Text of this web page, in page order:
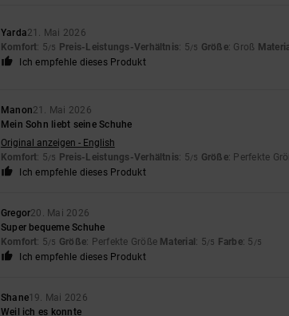
Yarda21. Mai 2026
Komfort: 5/5 Preis-Leistungs-Verhältnis: 5/5 Größe: Groß
Ich empfehle dieses Produkt
Manon21. Mai 2026
Mein Sohn liebt seine Schuhe
Original anzeigen - English
Komfort: 5/5 Preis-Leistungs-Verhältnis: 5/5 Größe: Perfekte
Ich empfehle dieses Produkt
Gregor20. Mai 2026
Super bequeme Schuhe
Komfort: 5/5 Größe: Perfekte Größe Material: 5/5 Farbe: 5 /5
Ich empfehle dieses Produkt
Shane19. Mai 2026
Weil ich es konnte